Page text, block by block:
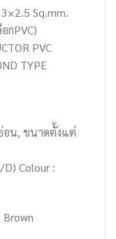
Sq.mm.
PVC)
PVC
TYPE
อน, ขนาดตั้งแต่
Colour :